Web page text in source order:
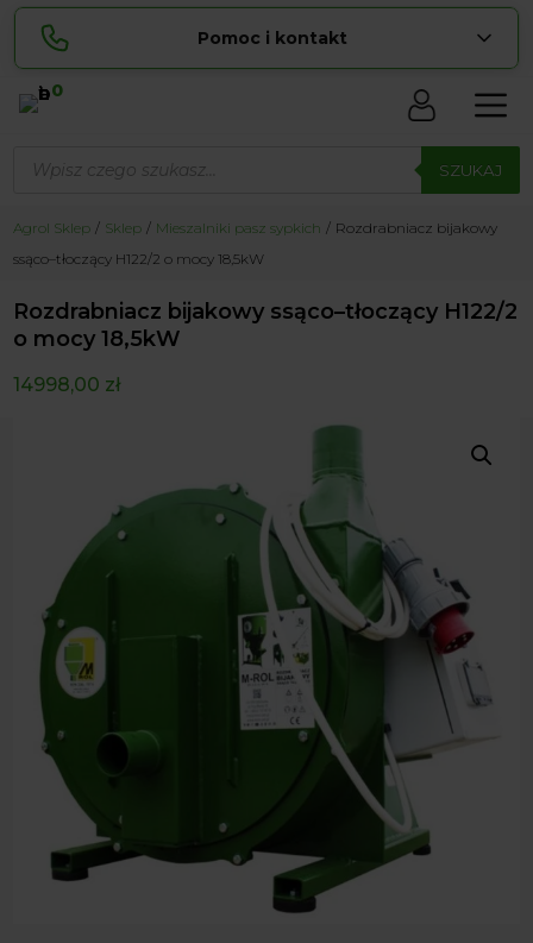
Pomoc i kontakt
Lucyna
pokaż numer
534 853 ... pokaż numer
biuro@ ... pokaż e-mail
0
produktów SZUKAJ
Agrol Sklep Sklep Mieszalniki pasz sypkich
Rozdrabniacz bijakowy
ssąco–tłoczący H122/2 o mocy 18,5kW
Rozdrabniacz bijakowy ssąco–tłoczący H122/2
o mocy 18,5kW
14998,00 zł